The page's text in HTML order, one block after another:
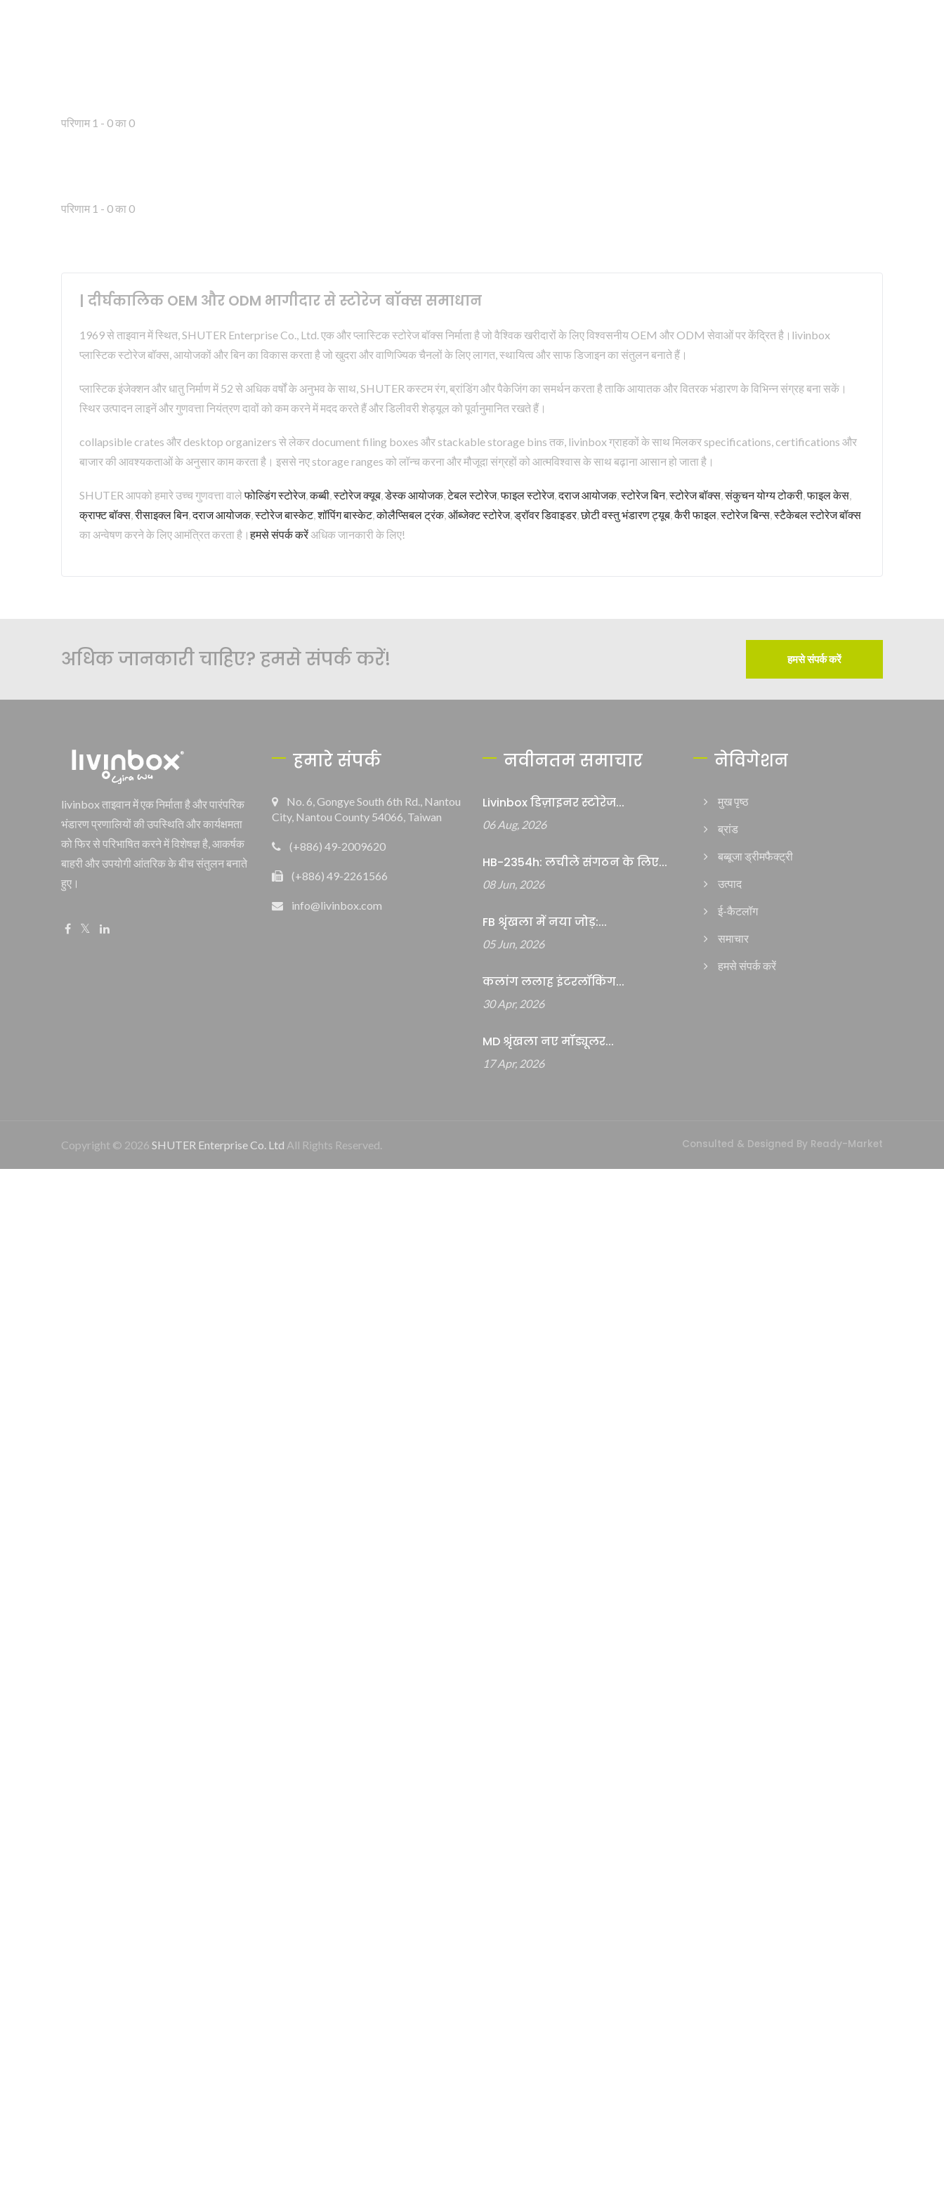
परिणाम 1 - 0 का 0
परिणाम 1 - 0 का 0
| दीर्घकालिक OEM और ODM भागीदार से स्टोरेज बॉक्स समाधान
1969 से ताइवान में स्थित, SHUTER Enterprise Co., Ltd. एक और प्लास्टिक स्टोरेज बॉक्स निर्माता है जो वैश्विक खरीदारों के लिए विश्वसनीय OEM और ODM सेवाओं पर केंद्रित है।livinbox
प्लास्टिक स्टोरेज बॉक्स, आयोजकों और बिन का विकास करता है जो खुदरा और वाणिज्यिक चैनलों के लिए लागत, स्थायित्व और साफ डिजाइन का संतुलन बनाते हैं।
प्लास्टिक इंजेक्शन और धातु निर्माण में 52 से अधिक वर्षों के अनुभव के साथ, SHUTER कस्टम रंग, ब्रांडिंग और पैकेजिंग का समर्थन करता है ताकि आयातक और वितरक भंडारण के विभिन्न संग्रह बना सकें।
स्थिर उत्पादन लाइनें और गुणवत्ता नियंत्रण दावों को कम करने में मदद करते हैं और डिलीवरी शेड्यूल को पूर्वानुमानित रखते हैं।
collapsible crates और desktop organizers से लेकर document filing boxes और stackable storage bins तक, livinbox ग्राहकों के साथ मिलकर specifications, certifications और
बाजार की आवश्यकताओं के अनुसार काम करता है। इससे नए storage ranges को लॉन्च करना और मौजूदा संग्रहों को आत्मविश्वास के साथ बढ़ाना आसान हो जाता है।
SHUTER आपको हमारे उच्च गुणवत्ता वालेफोल्डिंग स्टोरेज,कब्बी,स्टोरेज क्यूब,डेस्क आयोजक,टेबल स्टोरेज,फाइल स्टोरेज,दराज आयोजक,स्टोरेज बिन,स्टोरेज बॉक्स,संकुचन योग्य टोकरी,फाइल केस,
क्राफ्ट बॉक्स,रीसाइक्ल बिन,दराज आयोजक,स्टोरेज बास्केट,शॉपिंग बास्केट,कोलैप्सिबल ट्रंक,ऑब्जेक्ट स्टोरेज,ड्रॉवर डिवाइडर,छोटी वस्तु भंडारण ट्यूब,कैरी फाइल,स्टोरेज बिन्स,स्टैकेबल स्टोरेज बॉक्स
का अन्वेषण करने के लिए आमंत्रित करता है।हमसे संपर्क करेंअधिक जानकारी के लिए!
अधिक जानकारी चाहिए? हमसे संपर्क करें! हमसे संपर्क करें
livinbox ताइवान में एक निर्माता है और पारंपरिक
भंडारण प्रणालियों की उपस्थिति और कार्यक्षमता
को फिर से परिभाषित करने में विशेषज्ञ है, आकर्षक
बाहरी और उपयोगी आंतरिक के बीच संतुलन बनाते
हुए।
हमारे संपर्क
No. 6, Gongye South 6th Rd., Nantou
City, Nantou County 54066, Taiwan
(+886) 49-2009620
(+886) 49-2261566
info@livinbox.com
नवीनतम समाचार
Livinbox डिज़ाइनर स्टोरेज...
06 Aug, 2026
HB-2354h: लचीले संगठन के लिए...
08 Jun, 2026
FB श्रृंखला में नया जोड़:...
05 Jun, 2026
कलांग ललाह इंटरलॉकिंग...
30 Apr, 2026
MD श्रृंखला नए मॉड्यूलर...
17 Apr, 2026
नेविगेशन
मुख पृष्ठ
ब्रांड
बब्बूजा ड्रीमफैक्ट्री
उत्पाद
ई-कैटलॉग
समाचार
हमसे संपर्क करें
Copyright © 2026 SHUTER Enterprise Co. Ltd All Rights Reserved. Consulted & Designed By Ready-Market